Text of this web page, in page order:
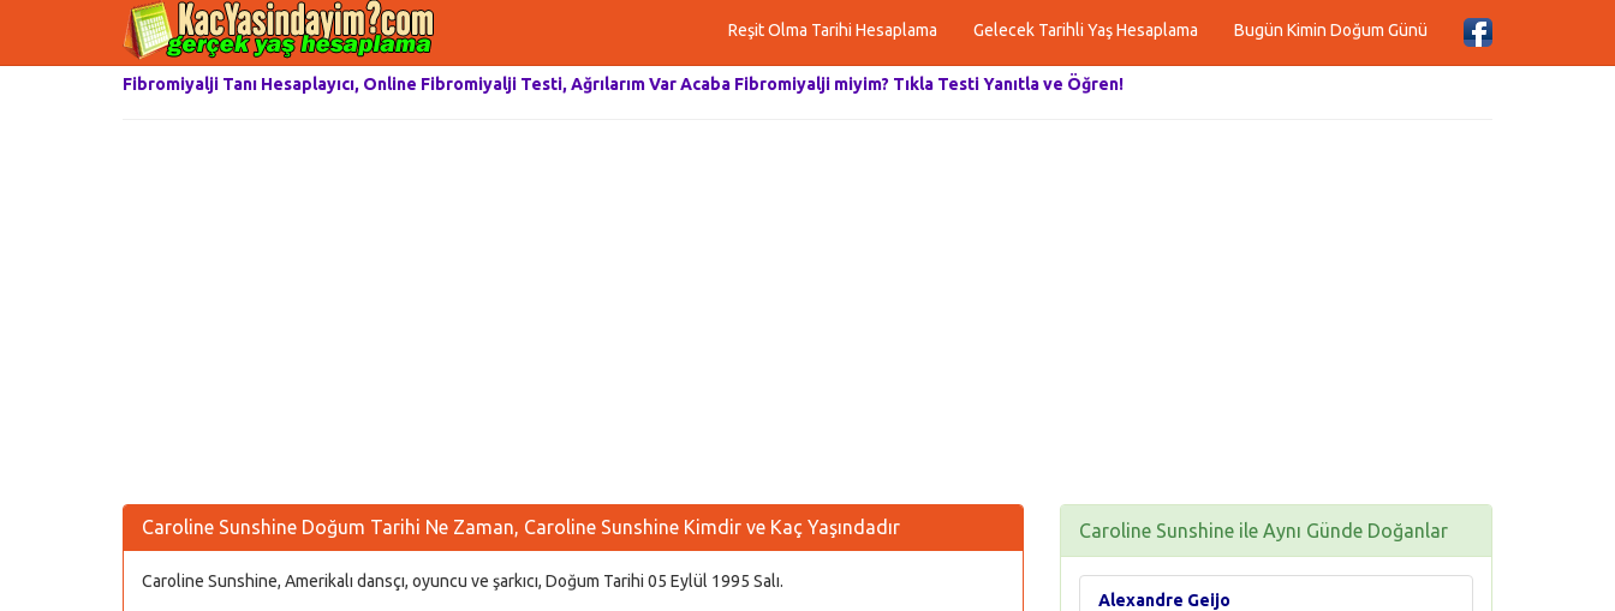
Reşit Olma Tarihi Hesaplama Gelecek Tarihli Yaş Hesaplama Bugün Kimin Doğum Günü
Fibromiyalji Tanı Hesaplayıcı, Online Fibromiyalji Testi, Ağrılarım Var Acaba Fibromiyalji miyim? Tıkla Testi Yanıtla ve Öğren!
Caroline Sunshine Doğum Tarihi Ne Zaman, Caroline Sunshine Kimdir ve Kaç Yaşındadır
Caroline Sunshine, Amerikalı dansçı, oyuncu ve şarkıcı, Doğum Tarihi 05 Eylül 1995 Salı.
Caroline Sunshine ile Aynı Günde Doğanlar
Alexandre Geijo